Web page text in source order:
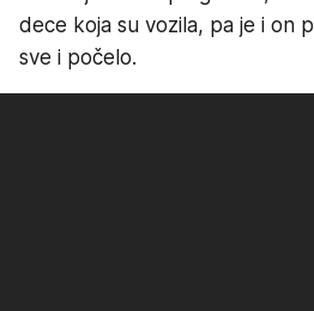
dece koja su vozila, pa je i on
sve i počelo.